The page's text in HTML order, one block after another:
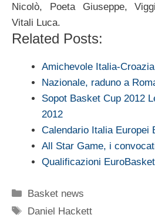
Nicolò, Poeta Giuseppe,
Vitali Luca.
Related Posts:
Amichevole Italia-
Nazionale, raduno a
Sopot Basket Cup 2012
2012
Calendario Italia Europei
All Star Game, i
Qualificazioni
Categorie
Basket news
Tag
Daniel Hackett